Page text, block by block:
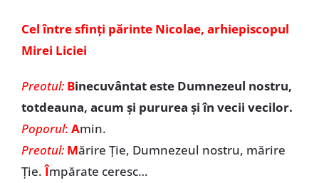
Cel între sfinți părinte Nicolae, arhiepiscopul
Mirei Liciei
Preotul: Binecuvântat este Dumnezeul nostru,
totdeauna, acum și pururea și în vecii vecilor.
Poporul: Amin.
Preotul: Mărire Ție, Dumnezeul nostru, mărire
Ție.Împărate ceresc…